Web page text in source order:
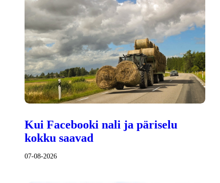
Kui Facebooki nali ja päriselu
kokku saavad
07-08-2026